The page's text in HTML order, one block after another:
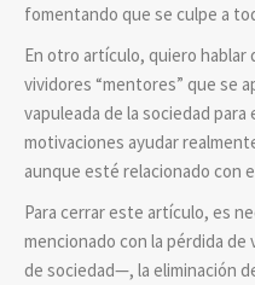
fomentando que se culpe a
En otro artículo, quiero hablar
vividores “mentores” que se
vapuleada de la sociedad
motivaciones ayudar
aunque esté relacionado con
Para cerrar este artículo, es
mencionado con la pérdida
de sociedad—, la eliminación